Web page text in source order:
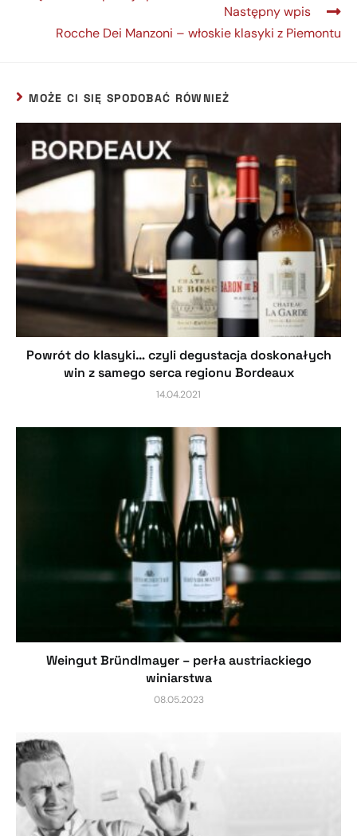
Następny wpis
Rocche Dei Manzoni – włoskie klasyki z Piemontu
MOŻE CI SIĘ SPODOBAĆ RÓWNIEŻ
Powrót do klasyki… czyli degustacja doskonałych
win z samego serca regionu Bordeaux
14.04.2021
Weingut Bründlmayer – perła austriackiego
winiarstwa
08.05.2023